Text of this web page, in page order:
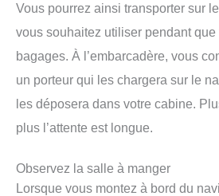
Vous pourrez ainsi transporter sur
vous souhaitez utiliser pendant
bagages. À l’embarcadère, vous
un porteur qui les chargera sur le
les déposera dans votre cabine.
plus l’attente est longue.
Observez la salle à manger
Lorsque vous montez à bord du